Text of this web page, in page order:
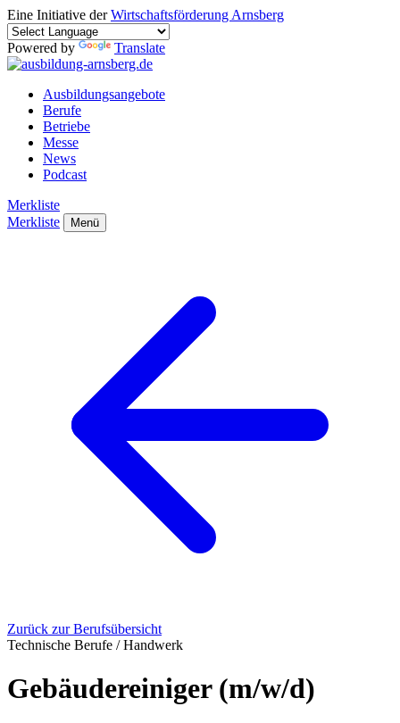
Eine Initiative derWirtschaftsförderung Arnsberg
Powered by Translate
Ausbildungsangebote
Berufe
Betriebe
Messe
News
Podcast
Merkliste
Merkliste
Menü
Zurück zur Berufsübersicht
Technische Berufe / Handwerk
Gebäudereiniger (m/w/d)